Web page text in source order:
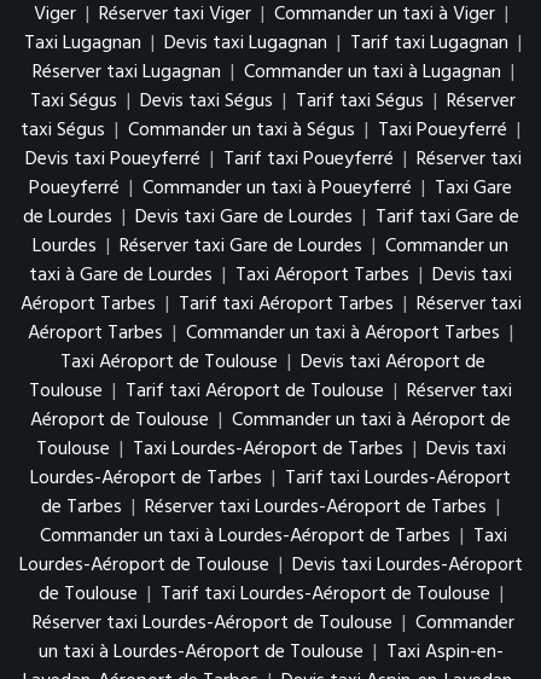
Viger | Réserver taxi Viger | Commander un taxi à Viger |
Taxi Lugagnan | Devis taxi Lugagnan | Tarif taxi Lugagnan |
Réserver taxi Lugagnan | Commander un taxi à Lugagnan |
Taxi Ségus | Devis taxi Ségus | Tarif taxi Ségus | Réserver
taxi Ségus | Commander un taxi à Ségus | Taxi Poueyferré |
Devis taxi Poueyferré | Tarif taxi Poueyferré | Réserver taxi
Poueyferré | Commander un taxi à Poueyferré | Taxi Gare
de Lourdes | Devis taxi Gare de Lourdes | Tarif taxi Gare de
Lourdes | Réserver taxi Gare de Lourdes | Commander un
taxi à Gare de Lourdes | Taxi Aéroport Tarbes | Devis taxi
Aéroport Tarbes | Tarif taxi Aéroport Tarbes | Réserver taxi
Aéroport Tarbes | Commander un taxi à Aéroport Tarbes |
Taxi Aéroport de Toulouse | Devis taxi Aéroport de
Toulouse | Tarif taxi Aéroport de Toulouse | Réserver taxi
Aéroport de Toulouse | Commander un taxi à Aéroport de
Toulouse | Taxi Lourdes-Aéroport de Tarbes | Devis taxi
Lourdes-Aéroport de Tarbes | Tarif taxi Lourdes-Aéroport
de Tarbes | Réserver taxi Lourdes-Aéroport de Tarbes |
Commander un taxi à Lourdes-Aéroport de Tarbes | Taxi
Lourdes-Aéroport de Toulouse | Devis taxi Lourdes-Aéroport
de Toulouse | Tarif taxi Lourdes-Aéroport de Toulouse |
Réserver taxi Lourdes-Aéroport de Toulouse | Commander
un taxi à Lourdes-Aéroport de Toulouse | Taxi Aspin-en-